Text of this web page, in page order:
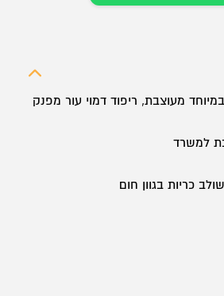
מעוצבת, ריפוד דמוי עור מפנק
למשרד
כריות בגוון חום